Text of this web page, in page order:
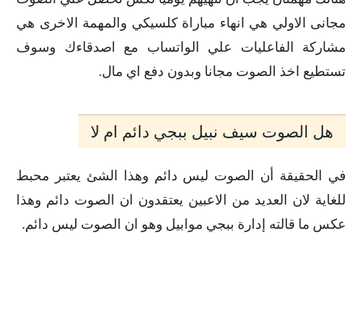
مجانى الاولي هي انهاء مباراة كلسيكي والمهمة الاخرى هي
مشاركة الفاعليات علي الواتساب مع اصدقاءك وسوف
تستطيع اخذ الصوت مجانا وبدون دفع اي مال.
هل الصوت سيف نبيل ببجي دائم ام لا
في الحقيقة أن الصوت ليس دائم وهذا الشئ يعتبر محبط
للغاية لان العديد من الاعبين يعتقدون ان الصوت دائم وهذا
عكس ما قالته إدارة ببجي موابيل وهو ان الصوت ليس دائم.